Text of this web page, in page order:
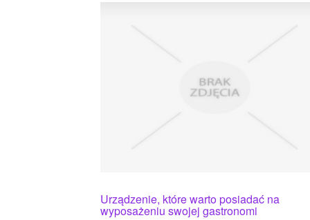
Urządzenie, które warto posiadać na
wyposażeniu swojej gastronomi